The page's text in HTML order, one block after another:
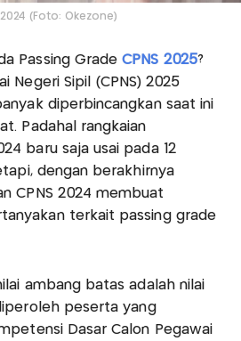
2024 (Foto: Okezone)
Passing GradeCPNS 2025?
Negeri Sipil (CPNS) 2025
diperbincangkan saat ini
Padahal rangkaian
baru saja usai pada 12
dengan berakhirnya
CPNS 2024 membuat
terkait passing grade
ambang batas adalah nilai
peserta yang
Dasar Calon Pegawai